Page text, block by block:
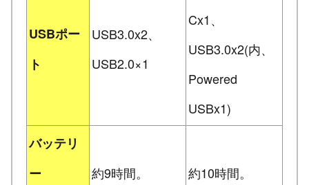
USBポー
ト
USB3.0x2、
USB2.0×1
Cx1、
USB3.0x2(内、
Powered
USBx1)
バッテリ
ー
約9時間。 約10時間。